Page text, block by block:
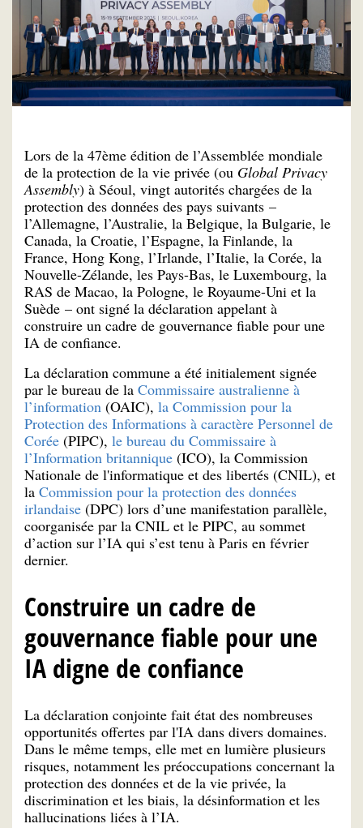
Lors de la 47ème édition de l’Assemblée mondiale
de la protection de la vie privée (ou Global Privacy
Assembly) à Séoul, vingt autorités chargées de la
protection des données des pays suivants –
l’Allemagne, l’Australie, la Belgique, la Bulgarie, le
Canada, la Croatie, l’Espagne, la Finlande, la
France, Hong Kong, l’Irlande, l’Italie, la Corée, la
Nouvelle-Zélande, les Pays-Bas, le Luxembourg, la
RAS de Macao, la Pologne, le Royaume-Uni et la
Suède – ont signé la déclaration appelant à
construire un cadre de gouvernance fiable pour une
IA de confiance.
La déclaration commune a été initialement signée
par le bureau de la Commissaire australienne à
l’information (OAIC), la Commission pour la
Protection des Informations à caractère Personnel de
Corée (PIPC), le bureau du Commissaire à
l’Information britannique (ICO), la Commission
Nationale de l'informatique et des libertés (CNIL), et
la Commission pour la protection des données
irlandaise (DPC) lors d’une manifestation parallèle,
coorganisée par la CNIL et le PIPC, au sommet
d’action sur l’IA qui s’est tenu à Paris en février
dernier.
Construire un cadre de
gouvernance fiable pour une
IA digne de confiance
La déclaration conjointe fait état des nombreuses
opportunités offertes par l'IA dans divers domaines.
Dans le même temps, elle met en lumière plusieurs
risques, notamment les préoccupations concernant la
protection des données et de la vie privée, la
discrimination et les biais, la désinformation et les
hallucinations liées à l’IA.